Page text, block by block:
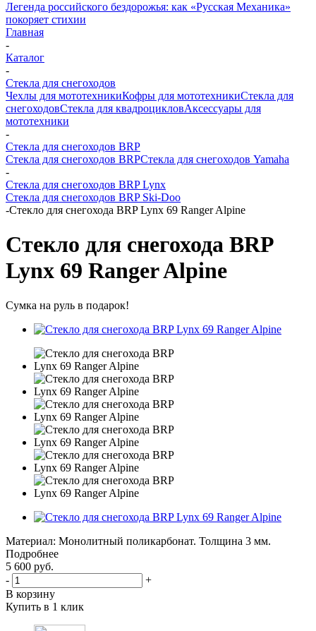
Легенда российского бездорожья: как «Русская Механика»
покоряет стихии
Главная
-
Каталог
-
Стекла для снегоходов
Чехлы для мототехникиКофры для мототехникиСтекла для
снегоходовСтекла для квадроцикловАксессуары для
мототехники
-
Стекла для снегоходов BRP
Стекла для снегоходов BRPСтекла для снегоходов Yamaha
-
Стекла для снегоходов BRP Lynx
Стекла для снегоходов BRP Ski-Doo
-Стекло для снегохода BRP Lynx 69 Ranger Alpine
Стекло для снегохода BRP
Lynx 69 Ranger Alpine
Сумка на руль в подарок!
Материал: Монолитный поликарбонат. Толщина 3 мм.
Подробнее
5 600 руб.
-
+
В корзину
Купить в 1 клик